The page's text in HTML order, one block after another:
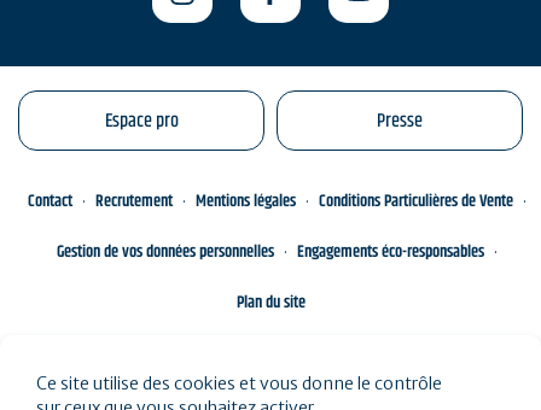
Espace pro Presse
Contact Recrutement Mentions légales
Conditions Particulières de Vente
Gestion de vos données personnelles
Engagements éco-responsables
Plan du site
Ce site utilise des cookies et vous donne le contrôle